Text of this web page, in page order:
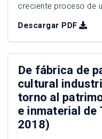
creciente proceso de
desarrolla un análisis
urbano de la duna de
configuró el conflicto
[…]
Descargar PDF
De fábrica de
cultural
torno al
e inmaterial de
2018)